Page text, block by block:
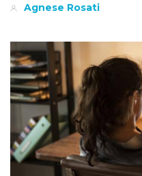
Agnese Rosati